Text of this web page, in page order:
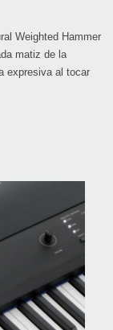
Weighted Hammer
matiz de la
expresiva al tocar